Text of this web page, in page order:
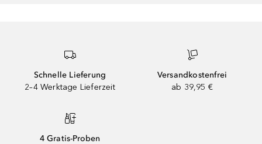
Schnelle Lieferung
2–4 Werktage Lieferzeit
Versandkostenfrei
ab 39,95 €
4 Gratis-Proben